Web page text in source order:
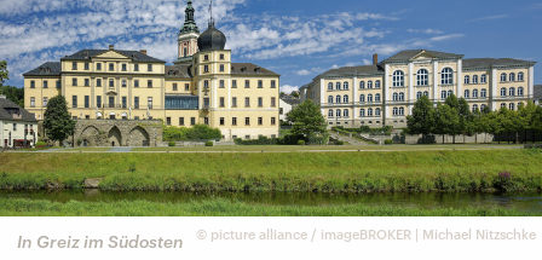
© picture alliance / imageBROKER | Michael Nitzschke
In Greiz im Südosten